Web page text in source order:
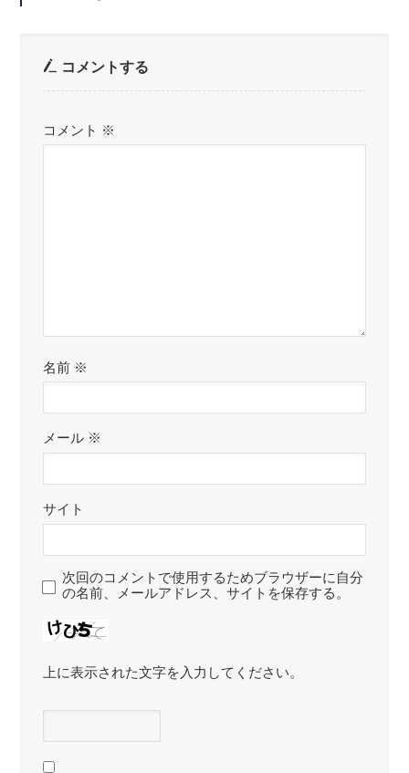
コメントする
コメント ※
名前 ※
メール ※
サイト
次回のコメントで使用するためブラウザーに自分
の名前、メールアドレス、サイトを保存する。
上に表示された文字を入力してください。